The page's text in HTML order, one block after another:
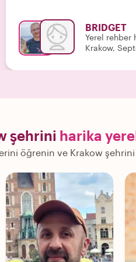
BRIDGET
Yerel rehber
Krakow,
şehrini harika
öğrenin ve Krakow